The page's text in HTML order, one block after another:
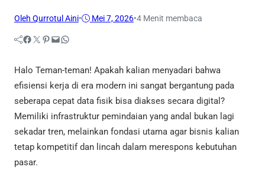
Oleh Qurrotul Aini• Mei 7, 2026•4 Menit membaca
Facebook Twitter Pinterest Mail WhatsApp
Halo Teman-teman! Apakah kalian menyadari bahwa
efisiensi kerja di era modern ini sangat bergantung pada
seberapa cepat data fisik bisa diakses secara digital?
Memiliki infrastruktur pemindaian yang andal bukan lagi
sekadar tren, melainkan fondasi utama agar bisnis kalian
tetap kompetitif dan lincah dalam merespons kebutuhan
pasar.